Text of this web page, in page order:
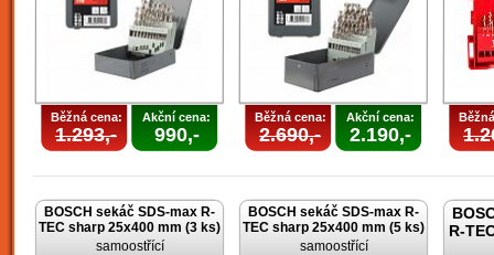
Běžná cena:
1.293,-
Akční cena:
990,-
Běžná cena:
2.690,-
Akční cena:
2.190,-
BOSCH sekáč SDS-max R-
TEC sharp 25x400 mm (3 ks)
samoostřící
BOSCH sekáč SDS-max R-
TEC sharp 25x400 mm (5 ks)
samoostřící
R-